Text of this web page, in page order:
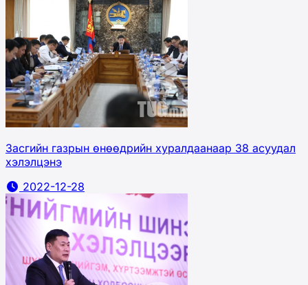
Засгийн газрын өнөөдрийн хуралдаанаар 38 асуудал
хэлэлцэнэ
2022-12-28